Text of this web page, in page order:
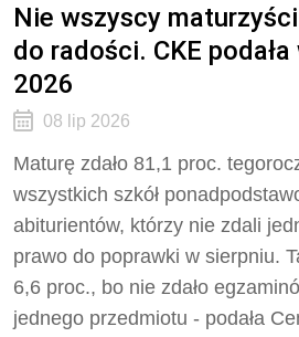
Nie wszyscy
do radości. CKE
2026
08 lip 2026
Maturę zdało 81,1 proc.
wszystkich szkół
abiturientów, którzy nie zdali
prawo do poprawki w sierpniu.
6,6 proc., bo nie zdało
jednego przedmiotu - podała